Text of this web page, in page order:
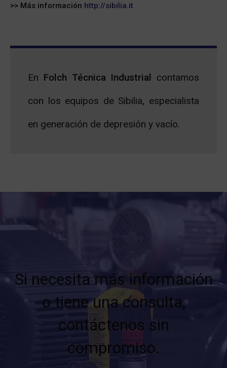
>> Más información http://sibilia.it
En Folch Técnica Industrial contamos
con los equipos de Sibilia, especialista
en generación de depresión y vacío.
Si necesita más información
o tiene una consulta,
contáctenos sin
compromiso.